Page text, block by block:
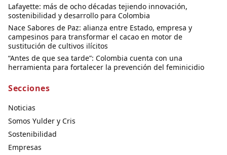
Lafayette: más de ocho décadas tejiendo innovación,
sostenibilidad y desarrollo para Colombia
Nace Sabores de Paz: alianza entre Estado, empresa y
campesinos para transformar el cacao en motor de
sustitución de cultivos ilícitos
“Antes de que sea tarde”: Colombia cuenta con una
herramienta para fortalecer la prevención del feminicidio
Secciones
Noticias
Somos Yulder y Cris
Sostenibilidad
Empresas